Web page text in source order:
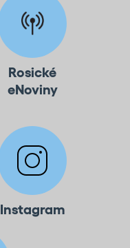
Rosické
eNoviny
Instagram